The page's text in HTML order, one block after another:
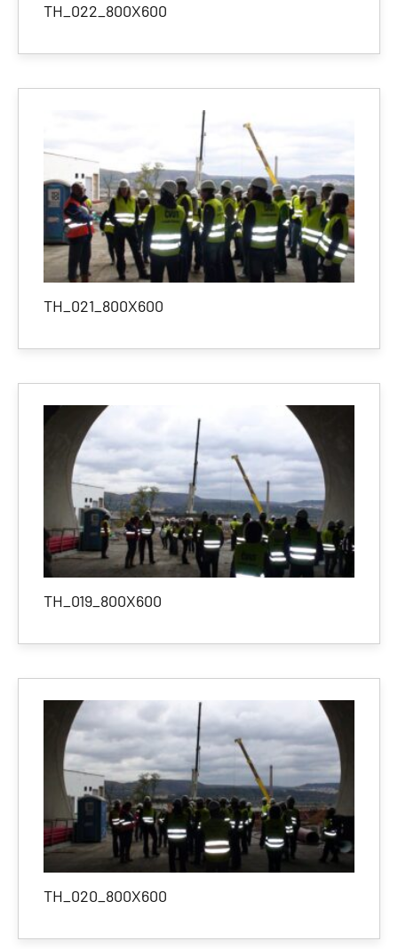
TH_022_800X600
TH_021_800X600
TH_019_800X600
TH_020_800X600